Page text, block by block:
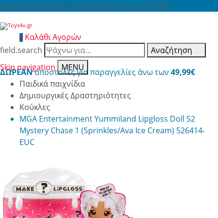
Δωρεάν Αποστολές για αγορές άνω των 49,99€
0 Καλάθι Αγορών
field.search
Αναζήτηση
Skip navigation
MENU
ΔΩΡΕΑΝαποστολές για παραγγελίες άνω των 49,99€
Παιδικά παιχνίδια
Δημιουργικές Δραστηριότητες
Κούκλες
MGA Entertainment Yummiland Lipgloss Doll S2
Mystery Chase 1 (Sprinkles/Ava Ice Cream) 526414-
EUC